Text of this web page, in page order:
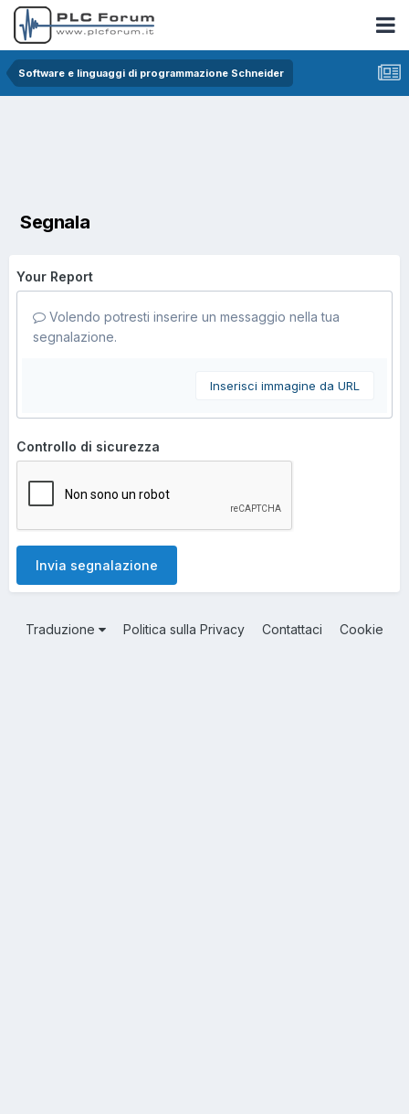
Software e linguaggi di programmazione Schneider
Segnala
Your Report
Volendo potresti inserire un messaggio nella tua
segnalazione.
Inserisci immagine da URL
Controllo di sicurezza
Invia segnalazione
Traduzione Politica sulla Privacy Contattaci Cookie